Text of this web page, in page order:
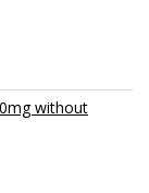
without